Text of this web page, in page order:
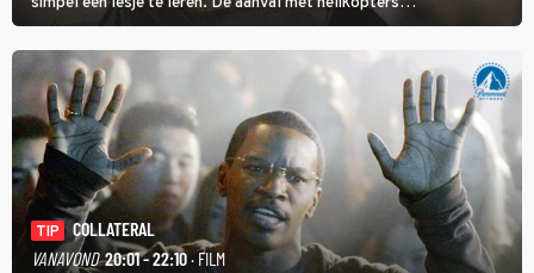
verloopt in Black Hawk down dramatisch.
TIP
COLLATERAL
VANAVOND 20:01 - 22:10· FILM